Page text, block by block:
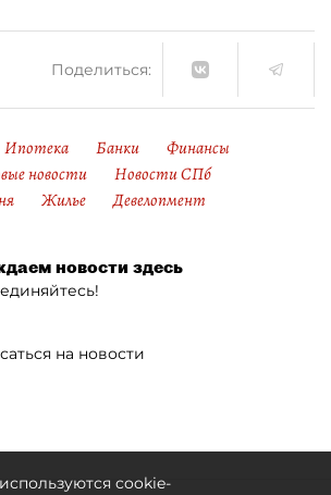
Поделиться:
Ипотека Банки
Финансы
новости
Новости СПб
Жилье Девелопмент
новости здесь
на новости
cookie-